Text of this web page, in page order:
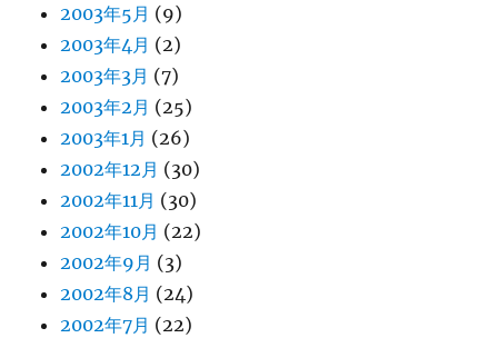
2003年5月 (9)
2003年4月 (2)
2003年3月 (7)
2003年2月 (25)
2003年1月 (26)
2002年12月 (30)
2002年11月 (30)
2002年10月 (22)
2002年9月 (3)
2002年8月 (24)
2002年7月 (22)